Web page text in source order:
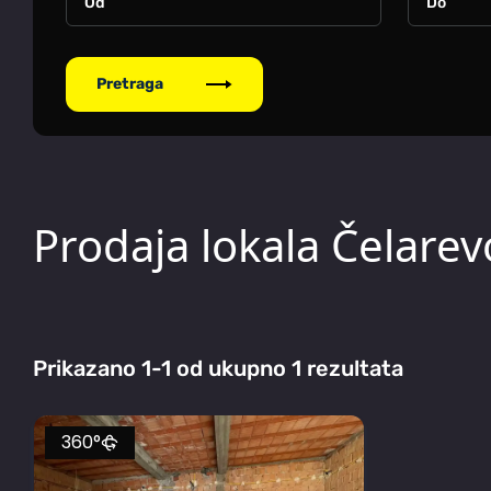
Pretraga
Prodaja lokala
Prikazano 1-1 od ukupno 1 rezultata
360°